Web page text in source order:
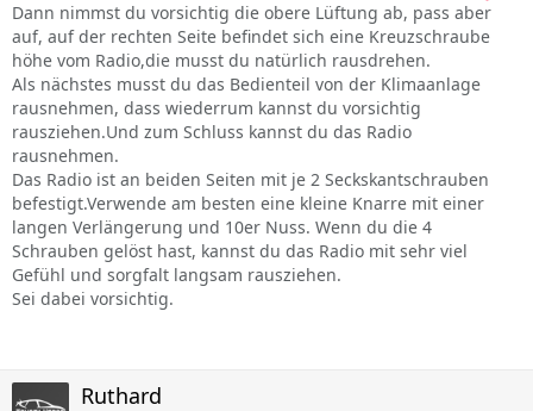
Dann nimmst du vorsichtig die obere Lüftung ab, pass aber
auf, auf der rechten Seite befindet sich eine Kreuzschraube
höhe vom Radio,die musst du natürlich rausdrehen.
Als nächstes musst du das Bedienteil von der Klimaanlage
rausnehmen, dass wiederrum kannst du vorsichtig
rausziehen.Und zum Schluss kannst du das Radio
rausnehmen.
Das Radio ist an beiden Seiten mit je 2 Seckskantschrauben
befestigt.Verwende am besten eine kleine Knarre mit einer
langen Verlängerung und 10er Nuss. Wenn du die 4
Schrauben gelöst hast, kannst du das Radio mit sehr viel
Gefühl und sorgfalt langsam rausziehen.
Sei dabei vorsichtig.
Ruthard